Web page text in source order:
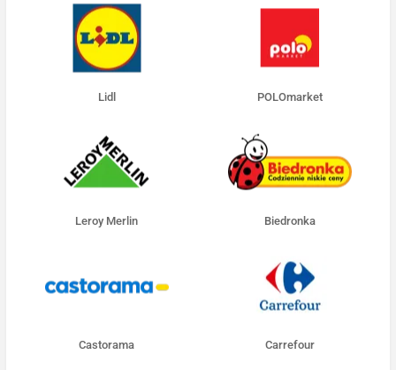
Lidl POLOmarket
Leroy Merlin Biedronka
Castorama Carrefour